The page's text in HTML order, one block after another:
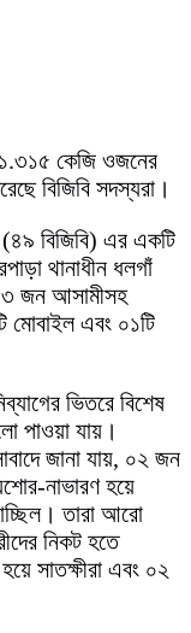
১.৩১৫ কেজি ওজনের
বিজিবি সদস্যরা।
বিজিবি) এর একটি
থানাধীন ধলগাঁ
জন আসামীসহ
মোবাইল এবং ০১টি
ভিতরে বিশেষ
পাওয়া যায়।
জানা যায়, ০২ জন
নাভারণ হয়ে
তারা আরো
নিকট হতে
সাতক্ষীরা এবং ০২